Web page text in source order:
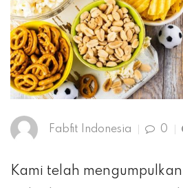
Fabfit Indonesia 0
Kami telah